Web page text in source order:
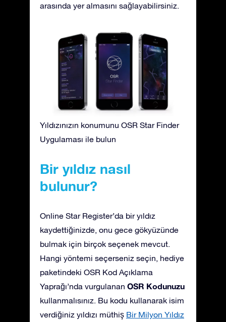
arasında yer almasını sağlayabilirsiniz.
Yıldızınızın konumunu OSR Star Finder
Uygulaması ile bulun
Bir yıldız nasıl
bulunur?
Online Star Register’da bir yıldız
kaydettiğinizde, onu gece gökyüzünde
bulmak için birçok seçenek mevcut.
Hangi yöntemi seçerseniz seçin, hediye
paketindeki OSR Kod Açıklama
Yaprağı’nda vurgulanan OSR Kodunuzu
kullanmalısınız. Bu kodu kullanarak isim
verdiğiniz yıldızı müthiş Bir Milyon Yıldız